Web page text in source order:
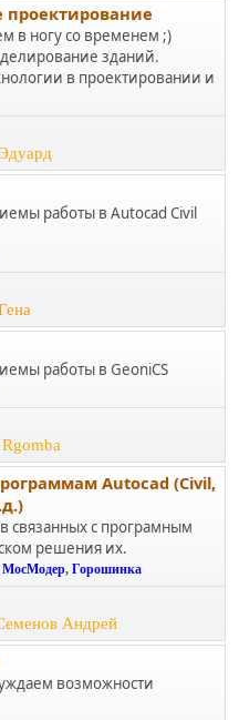
проектирование
в ногу со временем ;)
зданий.
в проектировании и
работы в Autocad Civil
работы в GeoniCS
Rgomba
Autocad (Civil,
связанных с програмным
решения их.
МосМодер, Горошинка
Андрей
возможности